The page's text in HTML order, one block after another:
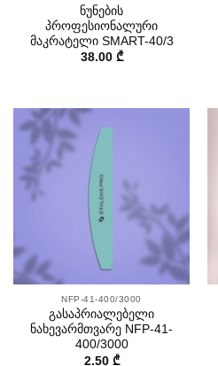
ნუნების
პროფესიონალური
მაკრატელი SMART-40/3
38.00 ₾
NFP-41-400/3000
გასაპრიალებელი
ნახევარმთვარე NFP-41-
400/3000
2.50 ₾